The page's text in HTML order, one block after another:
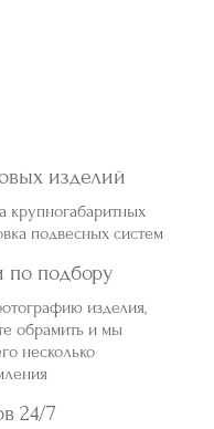
изделий
крупногабаритных
подвесных систем
по подбору
изделия,
обрамить и мы
несколько
24/7